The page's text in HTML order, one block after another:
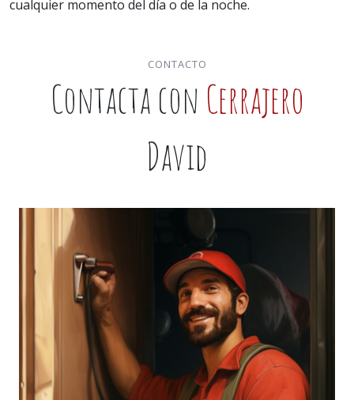
cualquier momento del día o de la noche.
CONTACTO
Contacta con Cerrajero
David